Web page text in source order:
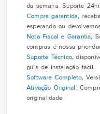
da semana. Suporte
Compra garantida,
esperando ou
Nota Fiscal e Garantia,
compras é nossa
Suporte Técnico,
guia de instalação fácil.
Software Completo,
Ativação Original ,
originalidade